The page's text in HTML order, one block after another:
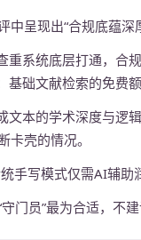
呈现出“合规底蕴
重系统底层打通，合
基础文献检索的免费
文本的学术深度与逻
壳的情况。
手写模式仅需AI辅助
门员”最为合适，不